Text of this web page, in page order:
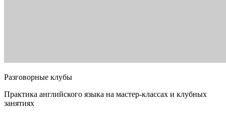
Разговорные клубы
Практика английского языка на мастер-классах и клубных
занятиях